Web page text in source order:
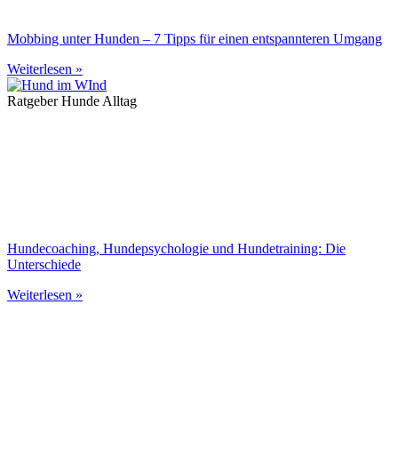
Mobbing unter Hunden – 7 Tipps für einen entspannteren Umgang
Weiterlesen »
Ratgeber Hunde Alltag
Hundecoaching, Hundepsychologie und Hundetraining: Die
Unterschiede
Weiterlesen »